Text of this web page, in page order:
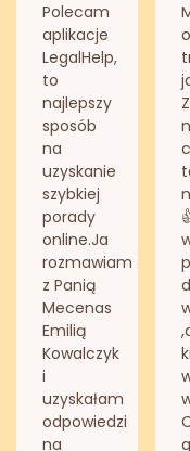
Polecam
aplikacje
LegalHelp,
to
najlepszy
sposób
na
uzyskanie
szybkiej
porady
online.Ja
rozmawiam
z Panią
Mecenas
Emilią
Kowalczyk
i
uzyskałam
odpowiedzi
na